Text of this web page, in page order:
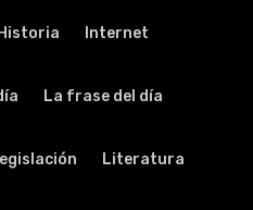
Historia Internet
La frase del día
Literatura